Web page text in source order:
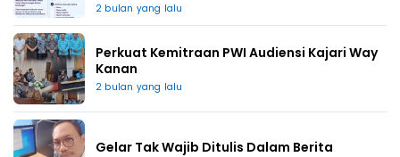
2 bulan yang lalu
Perkuat Kemitraan PWI Audiensi Kajari Way
Kanan
2 bulan yang lalu
Gelar Tak Wajib Ditulis Dalam Berita